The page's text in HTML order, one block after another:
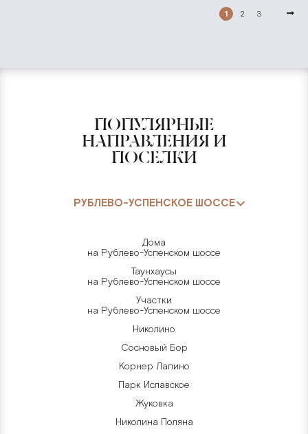
1 2 3
ПОПУЛЯРНЫЕ
НАПРАВЛЕНИЯ И
ПОСЕЛКИ
РУБЛЕВО-УСПЕНСКОЕ ШОССЕ
Дома
на Рублево-Успенском шоссе
Таунхаусы
на Рублево-Успенском шоссе
Участки
на Рублево-Успенском шоссе
Николино
Сосновый Бор
Корнер Лапино
Парк Иславское
Жуковка
Николина Поляна